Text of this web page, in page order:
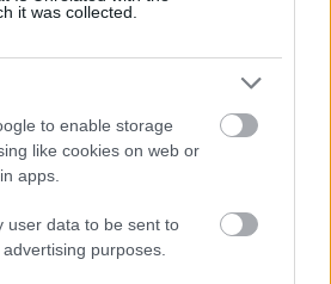
it was collected.
to enable storage
like cookies on web or
apps.
user data to be sent to
purposes.